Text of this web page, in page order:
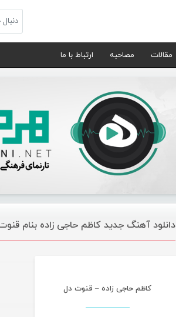
مقالات مصاحبه ارتباط با ما
دانلود آهنگ جدید کاظم حاجی زاده بنام
کاظم حاجی زاده – قنوت دل